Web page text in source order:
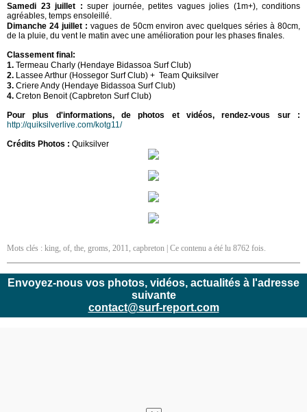
Samedi 23 juillet : super journée, petites vagues jolies (1m+), conditions
agréables, temps ensoleillé.
Dimanche 24 juillet : vagues de 50cm environ avec quelques séries à 80cm,
de la pluie, du vent le matin avec une amélioration pour les phases finales.
Classement final:
1. Termeau Charly (Hendaye Bidassoa Surf Club)
2. Lassee Arthur (Hossegor Surf Club) + Team Quiksilver
3. Criere Andy (Hendaye Bidassoa Surf Club)
4. Creton Benoit (Capbreton Surf Club)
Pour plus d'informations, de photos et vidéos, rendez-vous sur :
http://quiksilverlive.com/kotg11/
Crédits Photos : Quiksilver
Mots clés : king, of, the, groms, 2011, capbreton | Ce contenu a été lu 8762 fois.
Envoyez-nous vos photos, vidéos, actualités à l'adresse
suivante
contact@surf-report.com